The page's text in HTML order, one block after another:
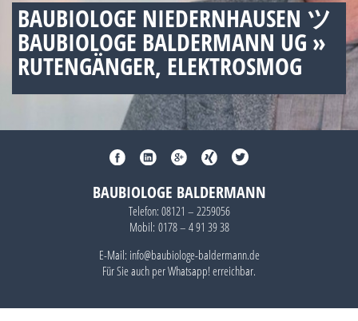
BAUBIOLOGE NIEDERNHAUSEN ツ
BAUBIOLOGE BALDERMANN UG »
RUTENGÄNGER, ELEKTROSMOG
BAUBIOLOGE BALDERMANN
Telefon: 08121 – 2259056
Mobil: 0178 – 4 91 39 38
E-Mail: info@baubiologe-baldermann.de
Für Sie auch perWhatsapp!erreichbar.